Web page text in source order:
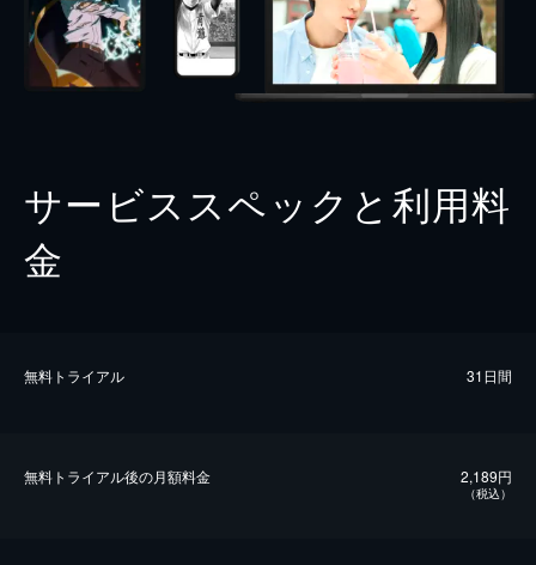
サービススペックと利用料
金
無料トライアル 31日間
無料トライアル後の⽉額料金 2,189円
（税込）